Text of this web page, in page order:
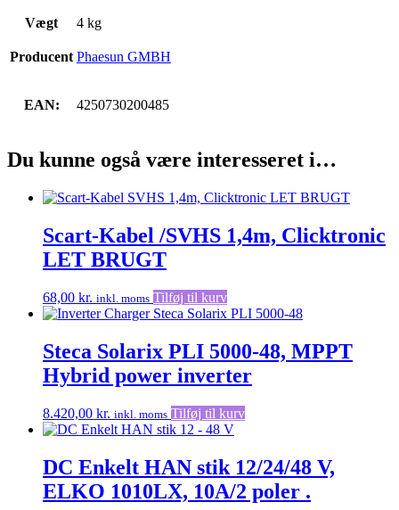
Vægt 4 kg
Producent Phaesun GMBH
EAN: 4250730200485
Du kunne også være interesseret i…
Scart-Kabel /SVHS 1,4m, Clicktronic
LET BRUGT
68,00 kr. inkl. moms Tilføj til kurv
Steca Solarix PLI 5000-48, MPPT
Hybrid power inverter
8.420,00 kr. inkl. moms Tilføj til kurv
DC Enkelt HAN stik 12/24/48 V,
ELKO 1010LX, 10A/2 poler .